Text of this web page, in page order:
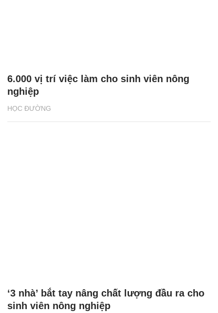
HỌC ĐƯỜNG
6.000 vị trí việc làm cho sinh viên nông
nghiệp
‘3 nhà’ bắt tay nâng chất lượng đầu ra cho
sinh viên nông nghiệp